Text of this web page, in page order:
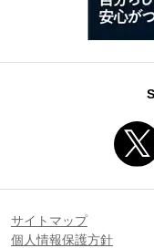
サイトマップ
個人情報保護方針